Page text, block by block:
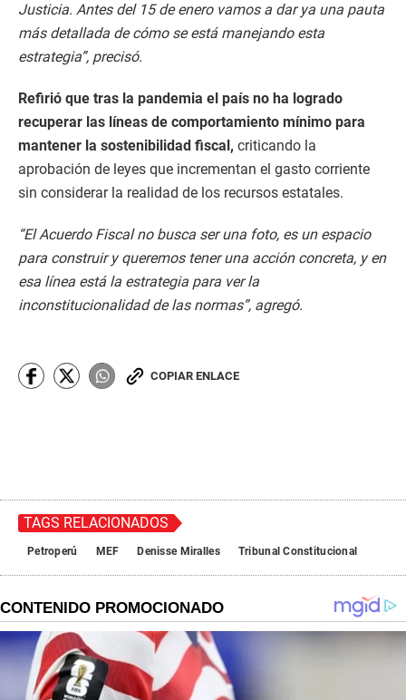
Justicia. Antes del 15 de enero vamos a dar ya una pauta
más detallada de cómo se está manejando esta
estrategia”, precisó.
Refirió que tras la pandemia el país no ha logrado
recuperar las líneas de comportamiento mínimo para
mantener la sostenibilidad fiscal, criticando la
aprobación de leyes que incrementan el gasto corriente
sin considerar la realidad de los recursos estatales.
“El Acuerdo Fiscal no busca ser una foto, es un espacio
para construir y queremos tener una acción concreta, y en
esa línea está la estrategia para ver la
inconstitucionalidad de las normas”, agregó.
COPIAR ENLACE
TAGS RELACIONADOS
Petroperú MEF Denisse Miralles Tribunal Constitucional